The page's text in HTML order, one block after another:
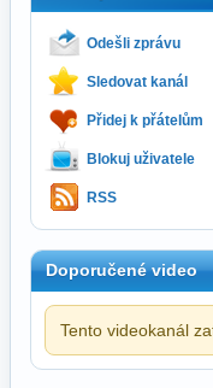
Odešli zprávu
Sledovat kanál
Přidej k přátelům
Blokuj uživatele
RSS
Doporučené video
Tento videokanál